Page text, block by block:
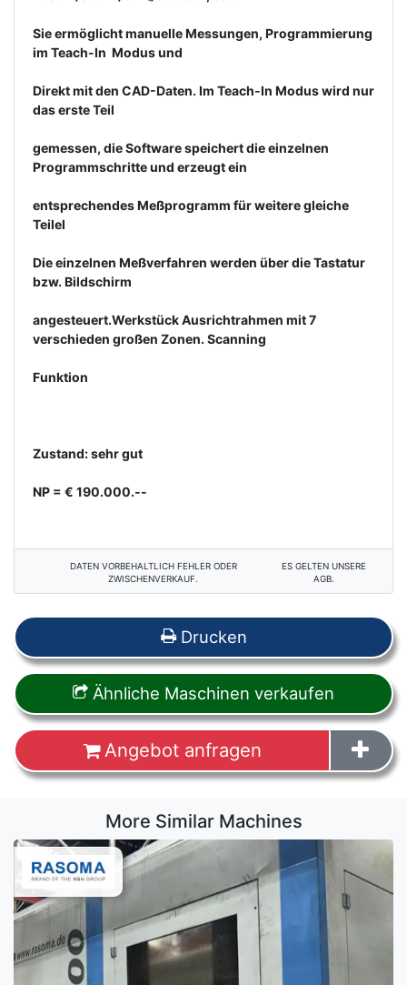
Sie ermöglicht manuelle Messungen, Programmierung
im Teach-In  Modus und
Direkt mit den CAD-Daten. Im Teach-In Modus wird nur
das erste Teil
gemessen, die Software speichert die einzelnen
Programmschritte und erzeugt ein
entsprechendes Meßprogramm für weitere gleiche
Teilel
Die einzelnen Meßverfahren werden über die Tastatur
bzw. Bildschirm
angesteuert.Werkstück Ausrichtrahmen mit 7
verschieden großen Zonen. Scanning
Funktion
Zustand: sehr gut
NP = € 190.000.--
DATEN VORBEHALTLICH FEHLER ODER
ZWISCHENVERKAUF.
ES GELTEN UNSERE
AGB.
Drucken
Ähnliche Maschinen verkaufen
Angebot anfragen
More Similar Machines